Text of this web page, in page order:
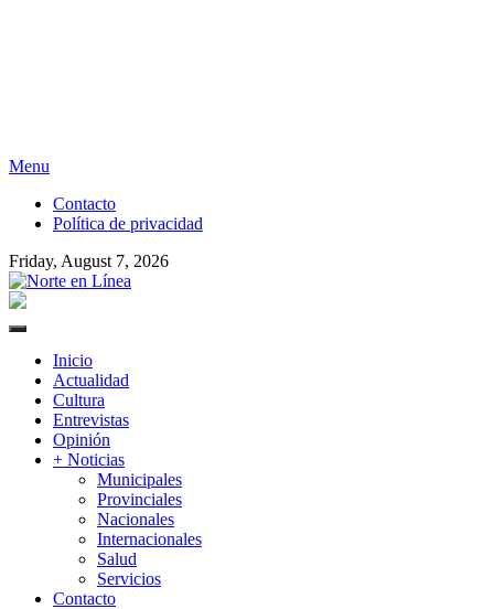
Skip
content
Menu
Contacto
Política de privacidad
Friday, August 7, 2026
Primary
Inicio
Actualidad
Cultura
Entrevistas
Opinión
+ Noticias
Municipales
Provinciales
Nacionales
Internacionales
Salud
Servicios
Contacto